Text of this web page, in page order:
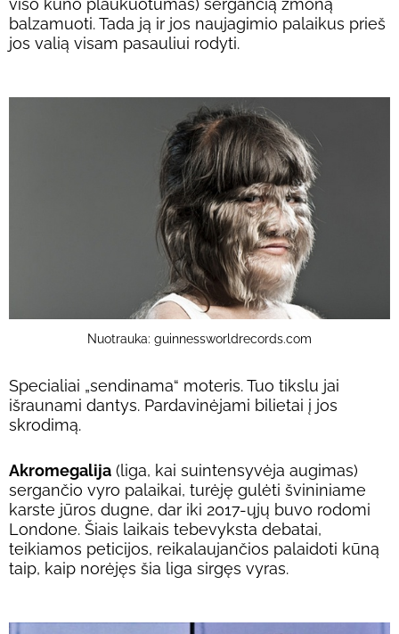
viso kūno plaukuotumas) sergančią žmoną
balzamuoti. Tada ją ir jos naujagimio palaikus prieš
jos valią visam pasauliui rodyti.
Nuotrauka: guinnessworldrecords.com
Specialiai „sendinama“ moteris. Tuo tikslu jai
išraunami dantys. Pardavinėjami bilietai į jos
skrodimą.
Akromegalija (liga, kai suintensyvėja augimas)
sergančio vyro palaikai, turėję gulėti švininiame
karste jūros dugne, dar iki 2017-ųjų buvo rodomi
Londone. Šiais laikais tebevyksta debatai,
teikiamos peticijos, reikalaujančios palaidoti kūną
taip, kaip norėjęs šia liga sirgęs vyras.